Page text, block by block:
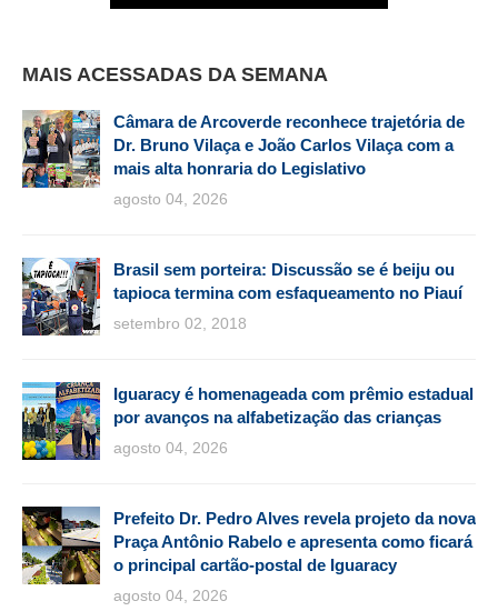
MAIS ACESSADAS DA SEMANA
Câmara de Arcoverde reconhece trajetória de
Dr. Bruno Vilaça e João Carlos Vilaça com a
mais alta honraria do Legislativo
agosto 04, 2026
Brasil sem porteira: Discussão se é beiju ou
tapioca termina com esfaqueamento no Piauí
setembro 02, 2018
Iguaracy é homenageada com prêmio estadual
por avanços na alfabetização das crianças
agosto 04, 2026
Prefeito Dr. Pedro Alves revela projeto da nova
Praça Antônio Rabelo e apresenta como ficará
o principal cartão-postal de Iguaracy
agosto 04, 2026